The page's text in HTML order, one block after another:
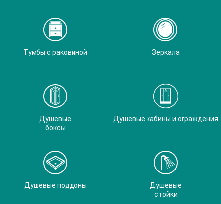
Тумбы с раковиной Зеркала
Душевые
боксы
Душевые кабины и ограждения
Душевые поддоны
Душевые
стойки